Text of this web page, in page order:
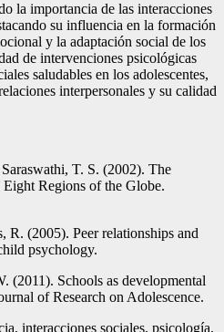
la importancia de las interacciones
su influencia en la formación
y la adaptación social de los
de intervenciones psicológicas
saludables en los adolescentes,
interpersonales y su calidad
T. S. (2002). The
Eight Regions of the Globe.
(2005). Peer relationships and
psychology.
(2011). Schools as developmental
of Research on Adolescence.
interacciones sociales, psicología,